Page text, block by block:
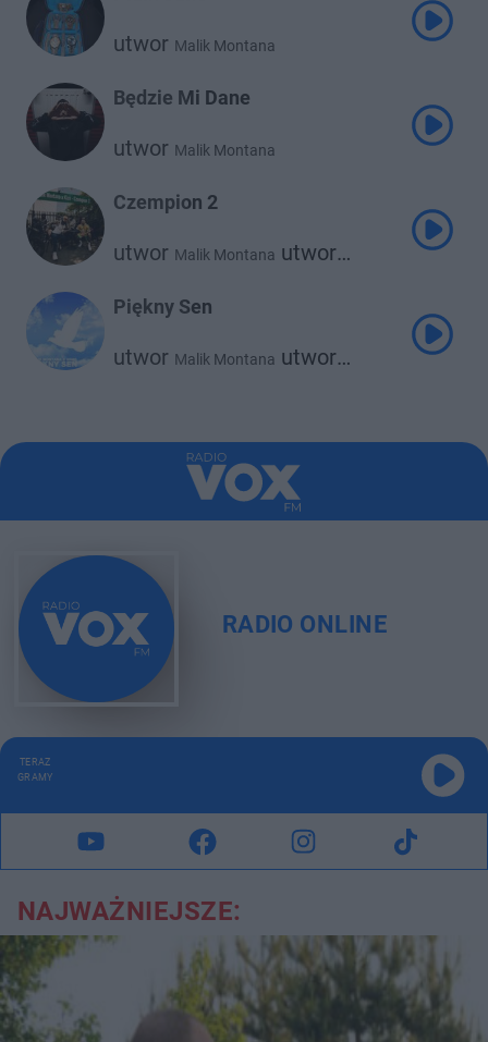
utwor Malik Montana
Będzie Mi Dane
utwor Malik Montana
Czempion 2
utwor Malik Montana utwor
Piękny Sen
utwor Malik Montana utwor
RADIO ONLINE
TERAZ
GRAMY
NAJWAŻNIEJSZE: